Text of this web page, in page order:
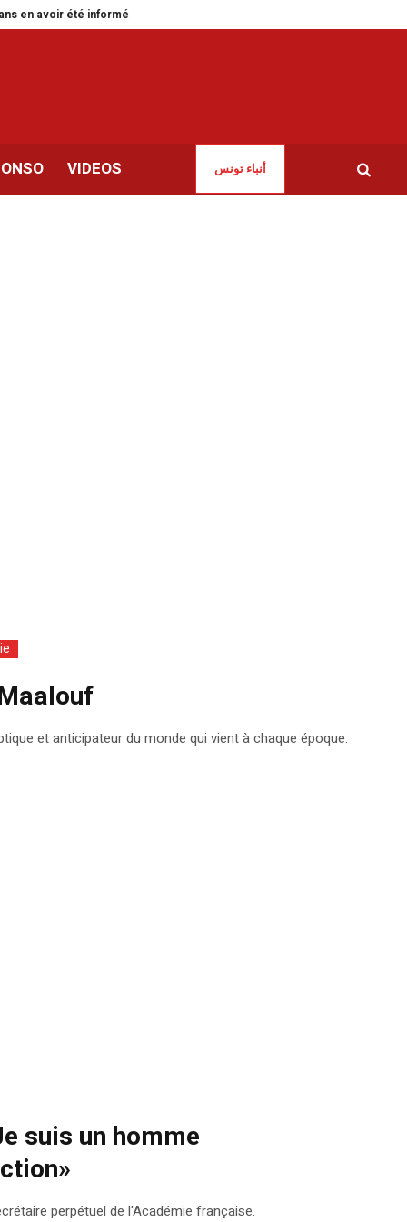
avoir été informée Green Forward pour accélérer la transition verte en
VIDEOS أنباء تونس
et anticipateur du monde qui vient à chaque époque.
suis un homme
perpétuel de l'Académie française.